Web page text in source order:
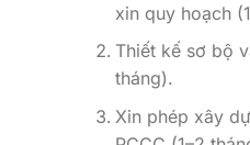
xin quy hoạch
Thiết kế sơ bộ
tháng).
Xin phép xây